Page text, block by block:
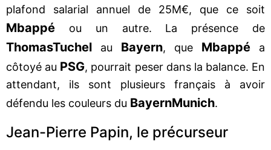
plafond salarial annuel de 25M€, que ce soit
Mbappé ou un autre. La présence de
ThomasTuchel au Bayern, que Mbappé a
côtoyé au PSG, pourrait peser dans la balance. En
attendant, ils sont plusieurs français à avoir
défendu les couleurs du BayernMunich.
Jean-Pierre Papin, le précurseur